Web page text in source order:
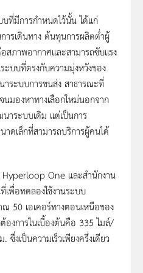
ารกำหนดไว้นั้น ได้แก่
ารเดินทาง ต้นทุนการผลิตตํ่าผู้
สภาพอากาศและสามารถซับแรง
ะบบที่ตรงกับความมุ่งหวังของ
ระบบการขนส่ง สาธารณะที่
นมองหาทางเลือกใหม่นอกจาก
าระบบเดิม แต่เป็นการ
ดเล็กที่สามารถบริการผู้คนได้
One และสำนักงาน
เพื่อทดลองใช้งานระบบ
50 เอเคอร์ทางตอนเหนือของ
องการในเบื้องต้นคือ 335 ไมล์/
เป็นความเร็วเพียงครึ่งเดียว